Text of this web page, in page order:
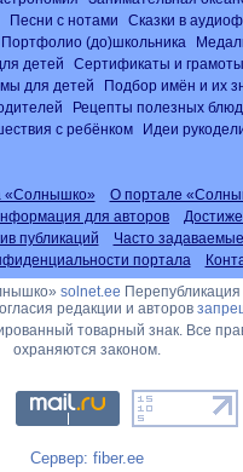
Песни с нотами
Сказки в
Портфолио (до)школьника
детей
Сертификаты и грамоты
для детей
Подбор имён и их
Рецепты полезных
с ребёнком Идеи
«Солнышко»
О портале
для авторов
публикаций
Часто
портала
solnet.ee
редакции и авторов
товарный знак. Все
охраняются законом.
Сервер: fiber.ee